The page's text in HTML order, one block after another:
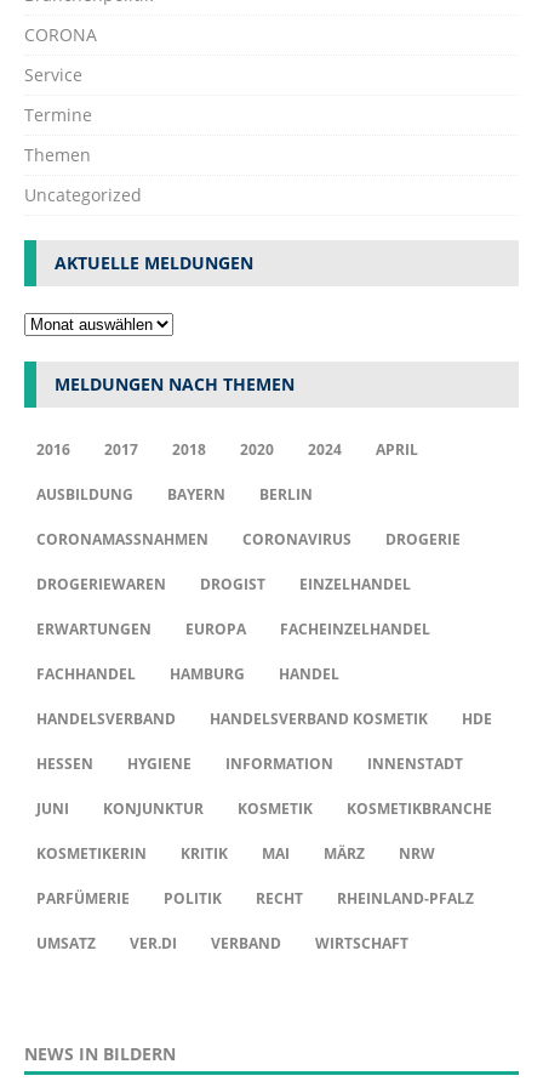
CORONA
Service
Termine
Themen
Uncategorized
AKTUELLE MELDUNGEN
MELDUNGEN NACH THEMEN
2016 2017 2018 2020 2024 APRIL
AUSBILDUNG BAYERN BERLIN
CORONAMASSNAHMEN CORONAVIRUS DROGERIE
DROGERIEWAREN DROGIST EINZELHANDEL
ERWARTUNGEN EUROPA FACHEINZELHANDEL
FACHHANDEL HAMBURG HANDEL
HANDELSVERBAND HANDELSVERBAND KOSMETIK HDE
HESSEN HYGIENE INFORMATION INNENSTADT
JUNI KONJUNKTUR KOSMETIK KOSMETIKBRANCHE
KOSMETIKERIN KRITIK MAI MÄRZ NRW
PARFÜMERIE POLITIK RECHT RHEINLAND-PFALZ
UMSATZ VER.DI VERBAND WIRTSCHAFT
NEWS IN BILDERN